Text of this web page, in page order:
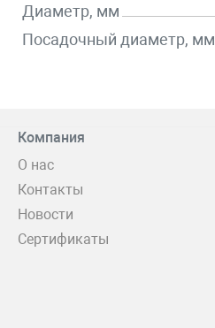
Диаметр, мм
Посадочный диаметр, мм
Компания
О нас
Контакты
Новости
Сертификаты